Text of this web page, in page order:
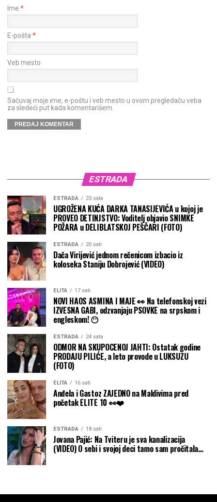
Ime *
E-pošta *
Veb mesto
Sačuvaj moje ime, e-poštu i veb mesto u ovom pregledaču veba
za sledeći put kada komentarišem.
ESTRADA
ESTRADA 23 sata
UGROŽENA KUĆA DARKA TANASIJEVIĆA u kojoj je
PROVEO DETINJSTVO: Voditelj objavio SNIMKE
POŽARA u DELIBLATSKOJ PEŠČARI (FOTO)
ESTRADA 20 sati
Dača Virijević jednom rečenicom izbacio iz
koloseka Staniju Dobrojević (VIDEO)
ELITA 17 sati
NOVI HAOS ASMINA I MAJE 👀 Na telefonskoj vezi
IZVESNA GABI, odzvanjaju PSOVKE na srpskom i
engleskom! 😶
ESTRADA 24 sata
ODMOR NA SKUPOCENOJ JAHTI: Ostatak godine
PRODAJU PILIĆE, a leto provode u LUKSUZU
(FOTO)
ELITA 16 sati
Anđela i Gastoz ZAJEDNO na Maldivima pred
početak ELITE 10 👀❤️
ESTRADA 18 sati
Jovana Pajić: Na Tviteru je sva kanalizacija
(VIDEO) O sebi i svojoj deci tamo sam pročitala…